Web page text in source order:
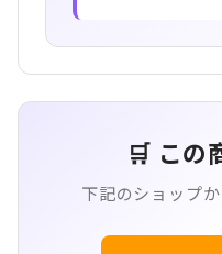
🛒 この
下記のショップ